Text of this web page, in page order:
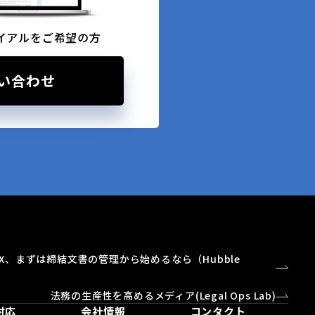
アルをご希望の方
合わせ
、まずは締結文書の管理から始めるなら（Hubble
法務の生産性を高めるメディア(Legal Ops Lab)
応 会社情報 コンタクト